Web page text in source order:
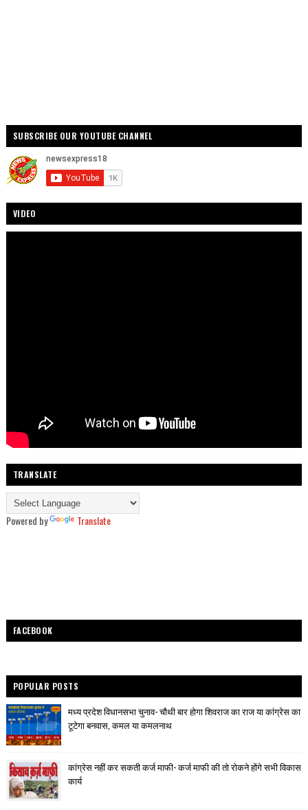
SUBSCRIBE OUR YOUTUBE CHANNEL
VIDEO
TRANSLATE
Powered by Translate
FACEBOOK
POPULAR POSTS
मध्य प्रदेश विधानसभा चुनाव- चौथी बार होगा शिवराज का राज या कांग्रेस का
टूटेगा बनवास, कमल या कमलनाथ
कांग्रेस नहीं कर सकती कर्ज माफी- कर्ज माफी की तो रोकने होंगे सभी विकास
कार्य